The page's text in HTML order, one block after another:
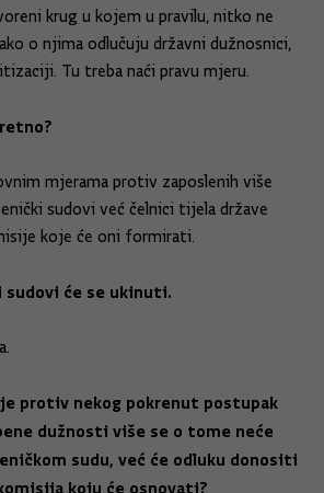
krug u kojem u pravilu, nitko ne
o njima odlučuju državni dužnosnici,
Tu treba naći pravu mjeru.
mjerama protiv zaposlenih više
sudovi već čelnici tijela države
koje će oni formirati.
sudovi će se ukinuti.
je protiv nekog pokrenut postupak
dužnosti više se o tome neće
sudu, već će odluku donositi
koju će osnovati?